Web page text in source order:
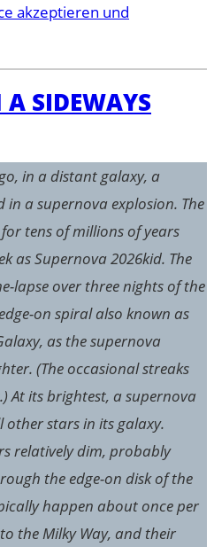
akzeptieren und
SIDEWAYS
in a distant galaxy, a
in a supernova explosion. The
tens of millions of years
as Supernova 2026kid. The
lapse over three nights of the
on spiral also known as
as the supernova
(The occasional streaks
At its brightest, a supernova
other stars in its galaxy.
relatively dim, probably
the edge-on disk of the
happen about once per
the Milky Way, and their